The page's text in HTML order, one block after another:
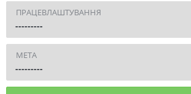
ПРАЦЕВЛАШТУВАННЯ
МЕТА